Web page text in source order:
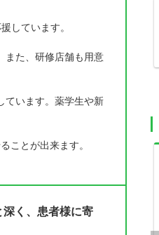
しています。
また、研修店舗も用意
ています。薬学生や新
ことが出来ます。
く、患者様に寄